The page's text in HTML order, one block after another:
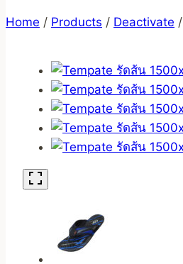
Home / Products / Deactivate /